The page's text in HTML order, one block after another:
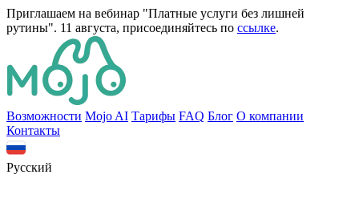
Приглашаем на вебинар "Платные услуги без лишней
рутины". 11 августа, присоединяйтесь по ссылке.
Bозможности Mojo AI Тарифы FAQ Блог О компании
Контакты
Русский